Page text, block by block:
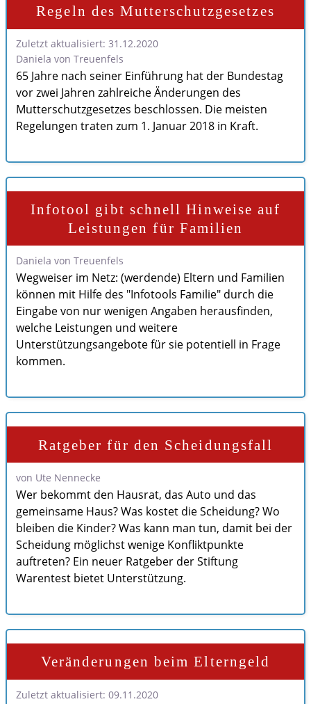
Regeln des Mutterschutzgesetzes
Zuletzt aktualisiert: 31.12.2020
Daniela von Treuenfels
65 Jahre nach seiner Einführung hat der Bundestag
vor zwei Jahren zahlreiche Änderungen des
Mutterschutzgesetzes beschlossen. Die meisten
Regelungen traten zum 1. Januar 2018 in Kraft.
Infotool gibt schnell Hinweise auf
Leistungen für Familien
Daniela von Treuenfels
Wegweiser im Netz: (werdende) Eltern und Familien
können mit Hilfe des "Infotools Familie" durch die
Eingabe von nur wenigen Angaben herausfinden,
welche Leistungen und weitere
Unterstützungsangebote für sie potentiell in Frage
kommen.
Ratgeber für den Scheidungsfall
von Ute Nennecke
Wer bekommt den Hausrat, das Auto und das
gemeinsame Haus? Was kostet die Scheidung? Wo
bleiben die Kinder? Was kann man tun, damit bei der
Scheidung möglichst wenige Konfliktpunkte
auftreten? Ein neuer Ratgeber der Stiftung
Warentest bietet Unterstützung.
Veränderungen beim Elterngeld
Zuletzt aktualisiert: 09.11.2020